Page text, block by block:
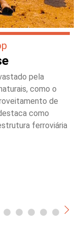
pela
como o
de
como
ferroviária